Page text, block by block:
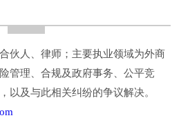
伙人、律师；主要执业领域为外商
管理、合规及政府事务、公平竞
以及与此相关纠纷的争议解决。